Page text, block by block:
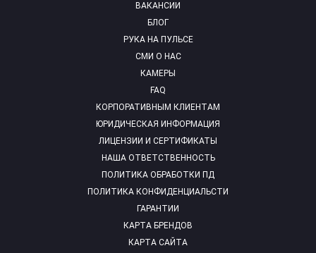
ВАКАНСИИ
БЛОГ
РУКА НА ПУЛЬСЕ
СМИ О НАС
КАМЕРЫ
FAQ
КОРПОРАТИВНЫМ КЛИЕНТАМ
ЮРИДИЧЕСКАЯ ИНФОРМАЦИЯ
ЛИЦЕНЗИИ И СЕРТИФИКАТЫ
НАША ОТВЕТСТВЕННОСТЬ
ПОЛИТИКА ОБРАБОТКИ ПД
ПОЛИТИКА КОНФИДЕНЦИАЛЬСТИ
ГАРАНТИИ
КАРТА БРЕНДОВ
КАРТА САЙТА